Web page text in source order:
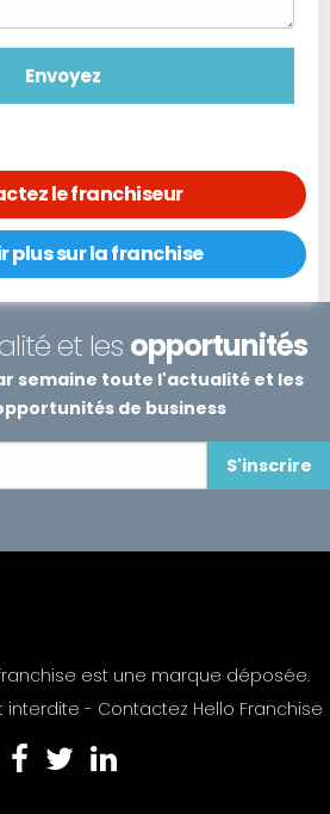
le franchiseur
plus sur la franchise
et les opportunités
semaine toute l'actualité et les
de business
S'inscrire
est une marque déposée.
interdite - Contactez Hello Franchise